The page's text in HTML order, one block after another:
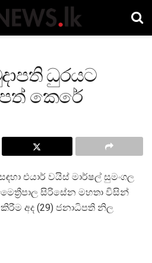
ධුරයට
කෙරේ
එයාර් වයිස් මාර්ෂල් සුමංගල
සිරිසේන මහතා විසින්
අද (29) ජනාධිපති නිල